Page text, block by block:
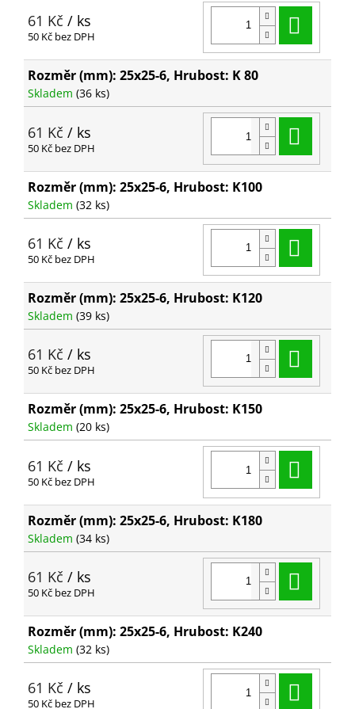
61 Kč / ks
50 Kč bez DPH
Rozměr (mm): 25x25-6, Hrubost: K 80
Skladem (36 ks)
61 Kč / ks
50 Kč bez DPH
Rozměr (mm): 25x25-6, Hrubost: K100
Skladem (32 ks)
61 Kč / ks
50 Kč bez DPH
Rozměr (mm): 25x25-6, Hrubost: K120
Skladem (39 ks)
61 Kč / ks
50 Kč bez DPH
Rozměr (mm): 25x25-6, Hrubost: K150
Skladem (20 ks)
61 Kč / ks
50 Kč bez DPH
Rozměr (mm): 25x25-6, Hrubost: K180
Skladem (34 ks)
61 Kč / ks
50 Kč bez DPH
Rozměr (mm): 25x25-6, Hrubost: K240
Skladem (32 ks)
61 Kč / ks
50 Kč bez DPH